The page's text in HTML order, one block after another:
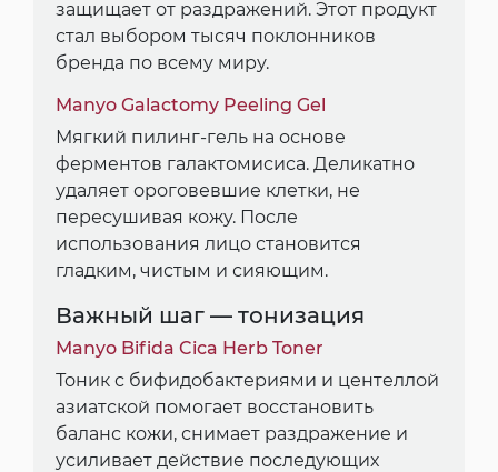
защищает от раздражений. Этот продукт
стал выбором тысяч поклонников
бренда по всему миру.
Manyo Galactomy Peeling Gel
Мягкий пилинг-гель на основе
ферментов галактомисиса. Деликатно
удаляет ороговевшие клетки, не
пересушивая кожу. После
использования лицо становится
гладким, чистым и сияющим.
Важный шаг — тонизация
Manyo Bifida Cica Herb Toner
Тоник с бифидобактериями и центеллой
азиатской помогает восстановить
баланс кожи, снимает раздражение и
усиливает действие последующих